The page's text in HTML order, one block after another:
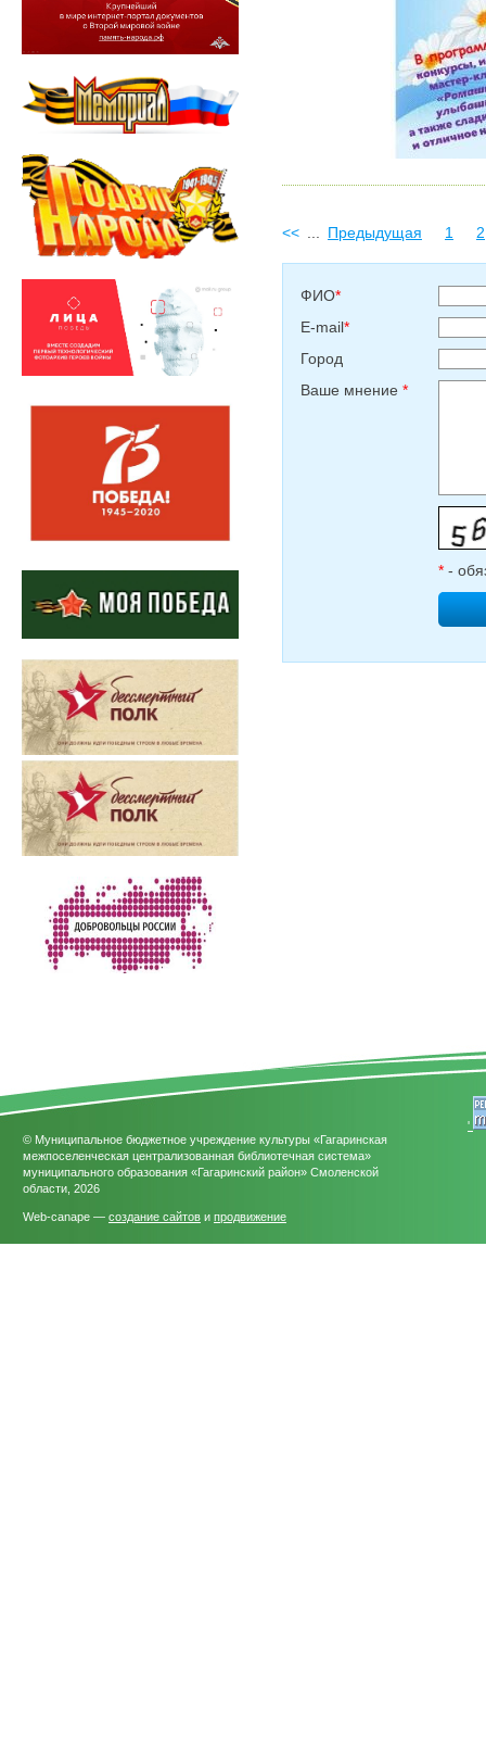
<< Предыдущая 1 2
ФИО*
E-mail*
Город
Ваше мнение *
* -
© Муниципальное бюджетное учреждение культуры «Гагаринская
межпоселенческая централизованная библиотечная система»
муниципального образования «Гагаринский район» Смоленской
области, 2026
Web-canape — создание сайтов и продвижение
'